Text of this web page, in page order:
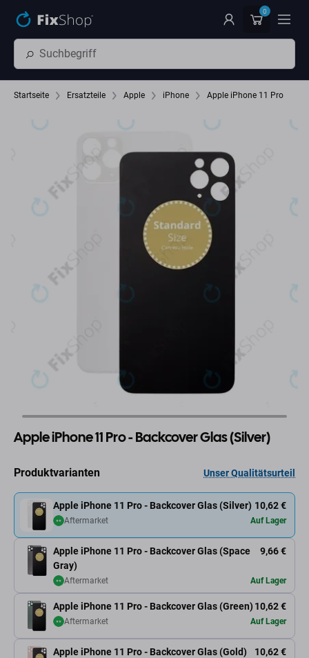
0
Startseite Ersatzteile Apple iPhone Apple iPhone 11 Pro
Apple iPhone 11 Pro - Backcover Glas (Silver)
Produktvarianten Unser Qualitätsurteil
Apple iPhone 11 Pro - Backcover Glas (Silver) 10,62 €
Aftermarket Auf Lager
Apple iPhone 11 Pro - Backcover Glas (Space
Gray)
9,66 €
Aftermarket Auf Lager
Apple iPhone 11 Pro - Backcover Glas (Green) 10,62 €
Aftermarket Auf Lager
Apple iPhone 11 Pro - Backcover Glas (Gold) 10,62 €